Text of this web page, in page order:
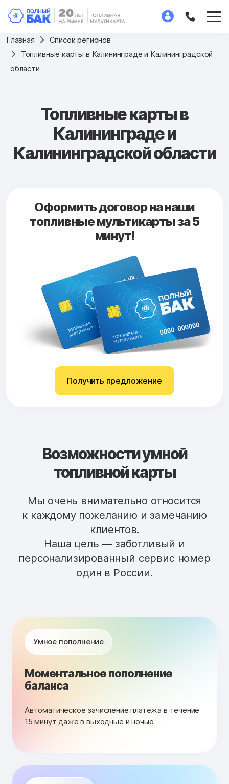
Главная
Список регионов
Топливные карты в Калининграде и Калининградской
области
Топливные карты в
Калининграде и
Калининградской области
Оформить договор на наши
топливные мультикарты за 5
минут!
Получить предложение
Возможности умной
топливной карты
Мы очень внимательно относится
к каждому пожеланию и замечанию
клиентов.
Наша цель — заботливый и
персонализированный сервис номер
один в России.
Умное пополнение
Моментальное пополнение
баланса
Автоматическое зачисление платежа в течение
15 минут даже в выходные и ночью